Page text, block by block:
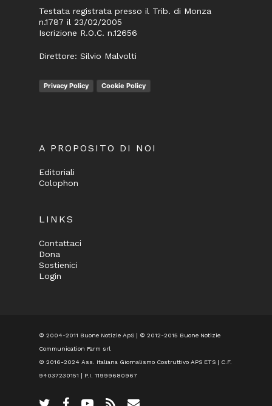
Testata registrata presso il Trib. di Monza
n.1787 il 23/02/2005
Iscrizione R.O.C. n.12656
Direttore: Silvio Malvolti
Privacy Policy Cookie Policy
A PROPOSITO DI NOI
Editoriali
Colophon
LINKS
Contattaci
Dona
Sostienici
Login
© 2004-2011 Buone Notizie ApS | © 2012-2015 Buone Notizie
Communication Farm srl
© 2016-2024 Ass. Italiana Giornalismo Costruttivo APS ETS | C.F.
94037230151 | P.I. 11999680967